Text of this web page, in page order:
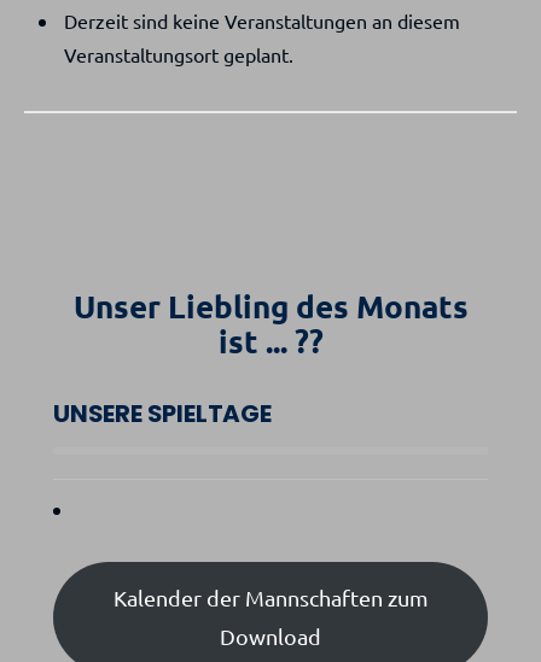
Derzeit sind keine Veranstaltungen an diesem
Veranstaltungsort geplant.
Unser Liebling des Monats
ist ... ??
UNSERE SPIELTAGE
Kalender der Mannschaften zum
Download